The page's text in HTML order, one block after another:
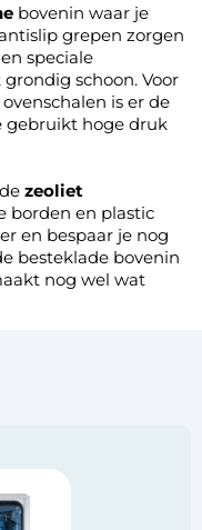
bovenin waar je
grepen zorgen
speciale
schoon. Voor
is er de
gebruikt hoge druk
zeoliet
borden en plastic
en bespaar je nog
besteklade bovenin
nog wel wat